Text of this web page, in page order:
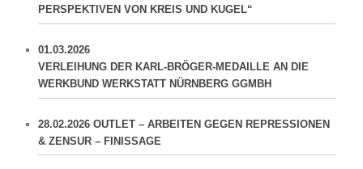
PERSPEKTIVEN VON KREIS UND KUGEL“
01.03.2026
VERLEIHUNG DER KARL-BRÖGER-MEDAILLE AN DIE
WERKBUND WERKSTATT NÜRNBERG GGMBH
28.02.2026 OUTLET – ARBEITEN GEGEN REPRESSIONEN
& ZENSUR – FINISSAGE